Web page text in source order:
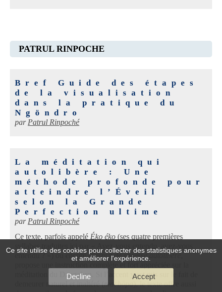
PATRUL RINPOCHE
Bref Guide des étapes
de la visualisation
dans la pratique du
Ngöndro
par Patrul Rinpoché
La méditation qui
autolibère : Une
méthode profonde pour
atteindre l’Éveil
selon la Grande
Perfection ultime
par Patrul Rinpoché
Ce texte, parfois appelé Éko éko (ses quatre premières
syllabes traduites ici par « Avez-vous entendu, avez-vous
entendu ? ») ou encoreL’esprit de sagesse autolibéré,
propose une instruction complète et fort appréciée sur la
méditation du Dzogchen. Si l’accent y est mis sur le fait de
demeurer naturel et inaltéré (machöpa), le texte offre aussi
Ce site utilise des cookies pour collecter des statistiques anonymes
et améliorer l'expérience.
Decline Accept